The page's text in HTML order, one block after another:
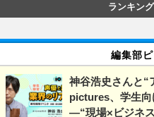
ランキン
編集部
神谷浩史さんと“
pictures、学生
―“現場×ビジネ